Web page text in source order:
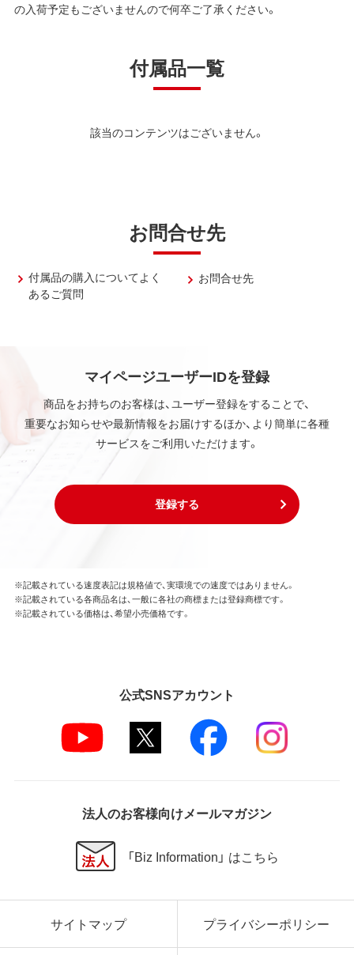
の入荷予定もございませんので何卒ご了承ください。
付属品一覧
該当のコンテンツはございません。
お問合せ先
付属品の購入についてよく
あるご質問
お問合せ先
マイページユーザーIDを登録
商品をお持ちのお客様は、ユーザー登録をすることで、
重要なお知らせや最新情報をお届けするほか、より簡単に各種
サービスをご利用いただけます。
登録する
※記載されている速度表記は規格値で、実環境での速度ではありません。
※記載されている各商品名は、一般に各社の商標または登録商標です。
※記載されている価格は、希望小売価格です。
公式SNSアカウント
法人のお客様向けメールマガジン
「Biz Information」 はこちら
サイトマップ プライバシーポリシー